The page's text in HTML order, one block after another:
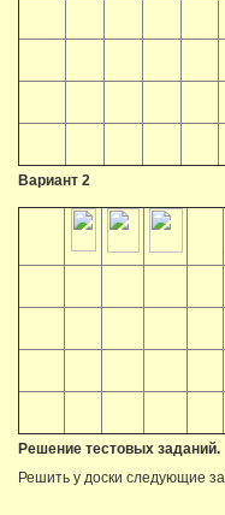
Вариант 2
Решение тестовых заданий.
Решить у доски следующие